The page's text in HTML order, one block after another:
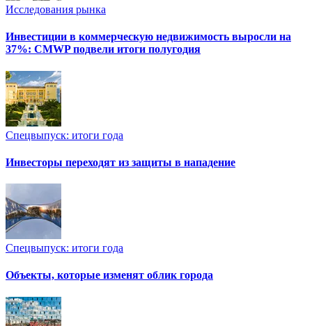
Исследования рынка
Инвестиции в коммерческую недвижимость выросли на
37%: CMWP подвели итоги полугодия
Спецвыпуск: итоги года
Инвесторы переходят из защиты в нападение
Спецвыпуск: итоги года
Объекты, которые изменят облик города